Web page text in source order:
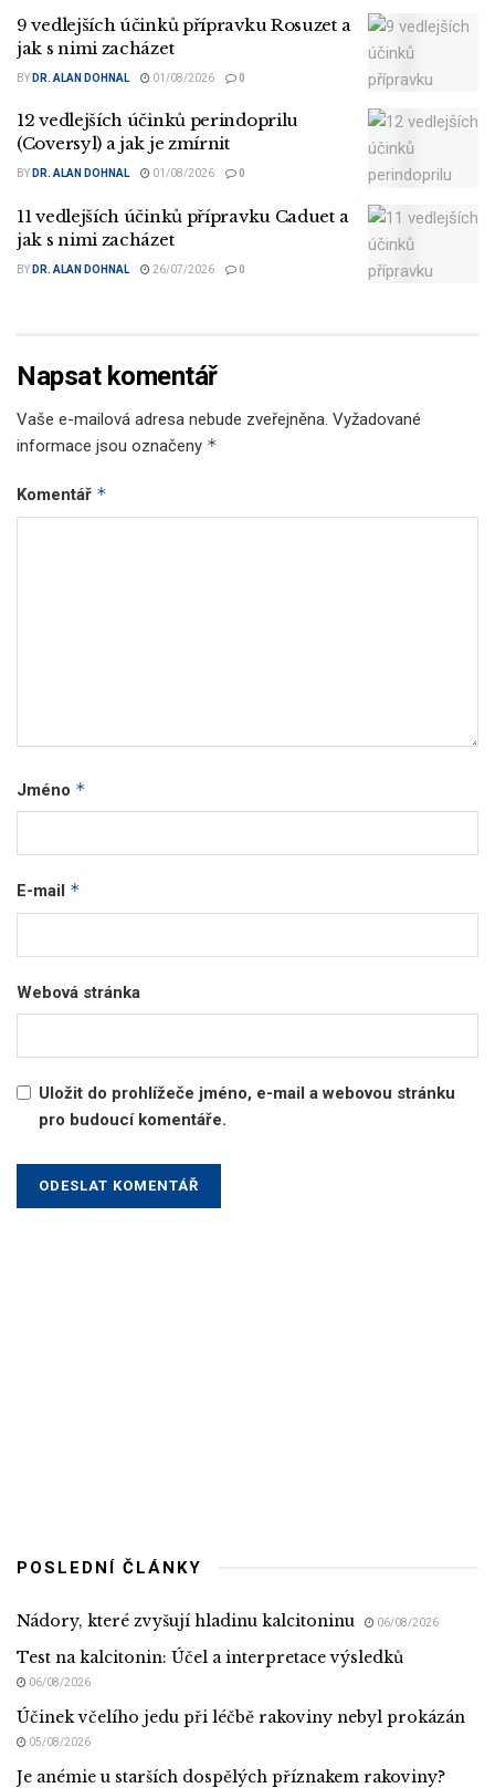
9 vedlejších účinků přípravku Rosuzet a
jak s nimi zacházet
BY DR. ALAN DOHNAL 01/08/2026 0
12 vedlejších účinků perindoprilu
(Coversyl) a jak je zmírnit
BY DR. ALAN DOHNAL 01/08/2026 0
11 vedlejších účinků přípravku Caduet a
jak s nimi zacházet
BY DR. ALAN DOHNAL 26/07/2026 0
Napsat komentář
Vaše e-mailová adresa nebude zveřejněna. Vyžadované
informace jsou označeny *
Komentář *
Jméno *
E-mail *
Webová stránka
Uložit do prohlížeče jméno, e-mail a webovou stránku
pro budoucí komentáře.
POSLEDNÍ ČLÁNKY
Nádory, které zvyšují hladinu kalcitoninu 06/08/2026
Test na kalcitonin: Účel a interpretace výsledků
06/08/2026
Účinek včelího jedu při léčbě rakoviny nebyl prokázán
05/08/2026
Je anémie u starších dospělých příznakem rakoviny?